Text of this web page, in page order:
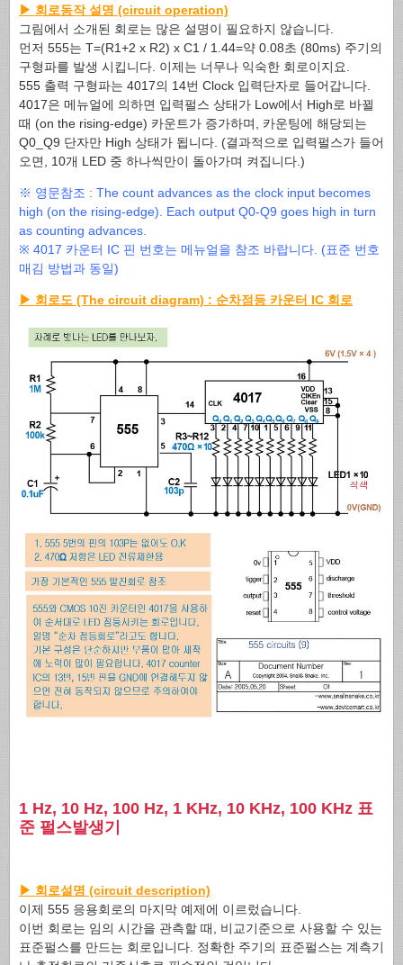
▶ 회로동작 설명 (circuit operation)
그림에서 소개된 회로는 많은 설명이 필요하지 않습니다.
먼저 555는 T=(R1+2 x R2) x C1 / 1.44=약 0.08초 (80ms) 주기의
구형파를 발생 시킵니다. 이제는 너무나 익숙한 회로이지요.
555 출력 구형파는 4017의 14번 Clock 입력단자로 들어갑니다.
4017은 메뉴얼에 의하면 입력펄스 상태가 Low에서 High로 바뀔
때 (on the rising-edge) 카운트가 증가하며, 카운팅에 해당되는
Q0_Q9 단자만 High 상태가 됩니다. (결과적으로 입력펄스가 들어
오면, 10개 LED 중 하나씩만이 돌아가며 켜집니다.)
※ 영문참조 : The count advances as the clock input becomes
high (on the rising-edge). Each output Q0-Q9 goes high in turn
as counting advances.
※ 4017 카운터 IC 핀 번호는 메뉴얼을 참조 바랍니다. (표준 번호
매김 방법과 동일)
▶ 회로도 (The circuit diagram) : 순차점등 카운터 IC 회로
1 Hz, 10 Hz, 100 Hz, 1 KHz, 10 KHz, 100 KHz 표
준 펄스발생기
▶ 회로설명 (circuit description)
이제 555 응용회로의 마지막 예제에 이르렀습니다.
이번 회로는 임의 시간을 관측할 때, 비교기준으로 사용할 수 있는
표준펄스를 만드는 회로입니다. 정확한 주기의 표준펄스는 계측기